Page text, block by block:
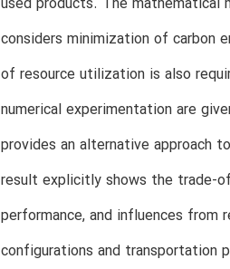
used products. The
considers minimization of carbon
of resource utilization is also
numerical experimentation are
provides an alternative approach
result explicitly shows the trade-
performance, and influences
configurations and transportation